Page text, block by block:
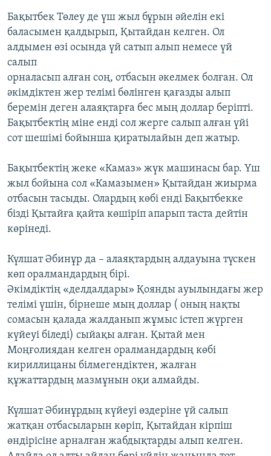
Бақытбек Төлеу де үш жыл бұрын әйелін екі
баласымен қалдырып, Қытайдан келген. Ол
алдымен өзі осында үй сатып алып немесе үй
салып
орналасып алған соң, отбасын әкелмек болған. Ол
әкімдіктен жер телімі бөлінген қағазды алып
беремін деген алаяқтарға бес мың доллар беріпті.
Бақытбектің міне енді сол жерге салып алған үйі
сот шешімі бойынша қиратылайын деп жатыр.
Бақытбектің жеке «Камаз» жүк машинасы бар. Үш
жыл бойына сол «Камазымен» Қытайдан жиырма
отбасын тасыды. Олардың көбі енді Бақытбекке
бізді Қытайға қайта көшіріп апарып таста дейтін
көрінеді.
Күлшат Әбинұр да – алаяқтардың алдауына түскен
көп оралмандардың бірі.
Әкімдіктің «делдалдары» Қоянды ауылындағы жер
телімі үшін, бірнеше мың доллар ( оның нақты
сомасын қалада жалданып жұмыс істеп жүрген
күйеуі біледі) сыйақы алған. Қытай мен
Моңғолиядан келген оралмандардың көбі
кириллицаны білмегендіктен, жалған
құжаттардың мазмұнын оқи алмайды.
Күлшат Әбинұрдың күйеуі өздеріне үй салып
жатқан отбасыларын көріп, Қытайдан кірпіш
өндірісіне арналған жабдықтарды алып келген.